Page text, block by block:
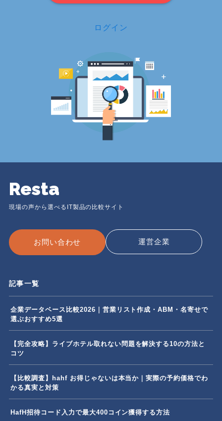
ログイン
Resta
現場の声から選べるIT製品の比較サイト
お問い合わせ 運営企業
記事一覧
企業データベース比較2026｜営業リスト作成・ABM・名寄せで
選ぶおすすめ5選
【完全攻略】ライブホテル取れない問題を解決する10の方法と
コツ
【比較調査】hahf お得じゃないは本当か｜実際の予約価格でわ
かる真実と対策
HafH招待コード入力で最大400コイン獲得する方法